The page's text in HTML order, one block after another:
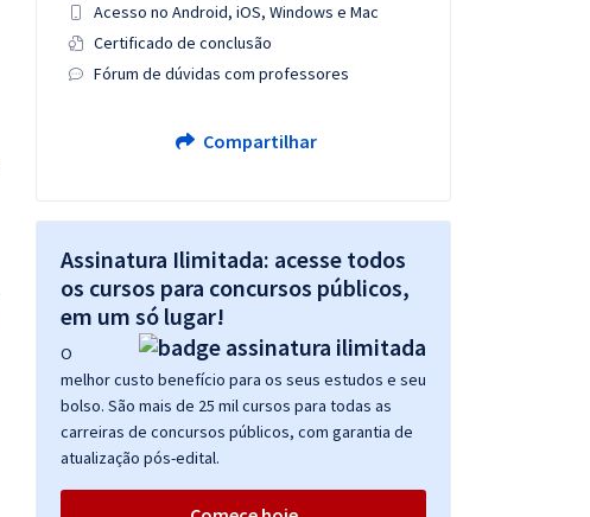
Acesso no Android, iOS, Windows e Mac
Certificado de conclusão
Fórum de dúvidas com professores
Compartilhar
Assinatura Ilimitada: acesse todos
os cursos para concursos públicos,
em um só lugar!
O
melhor custo benefício para os seus estudos e seu
bolso. São mais de 25 mil cursos para todas as
carreiras de concursos públicos, com garantia de
atualização pós-edital.